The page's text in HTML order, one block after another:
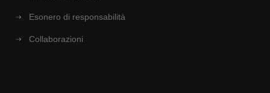
Esonero di responsabilità
Collaborazioni